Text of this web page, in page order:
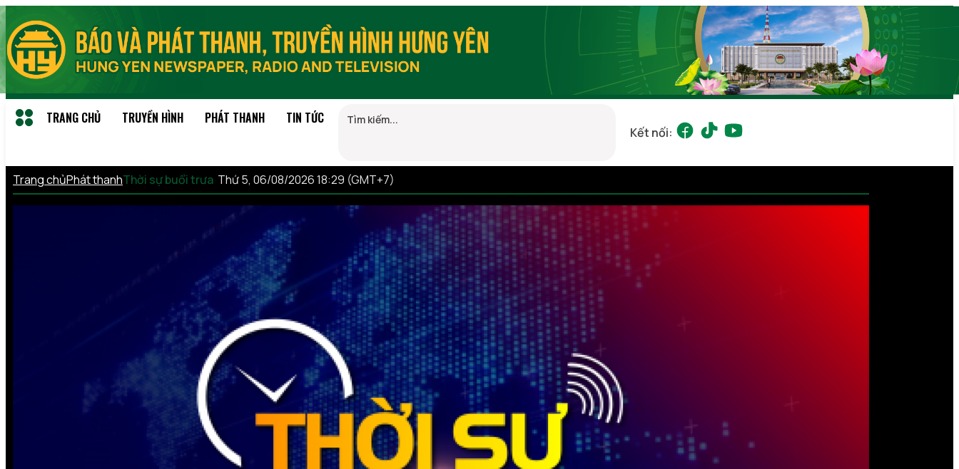
TRANG CHỦ TRUYỀN HÌNH PHÁT THANH TIN TỨC
Kết nối:
Trang chủPhát thanhThời sự buổi trưa Thứ 5, 06/08/2026 18:29 (GMT+7)